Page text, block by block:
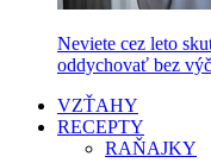
Neviete cez leto
oddychovať bez
VZŤAHY
RECEPTY
RAŇAJKY